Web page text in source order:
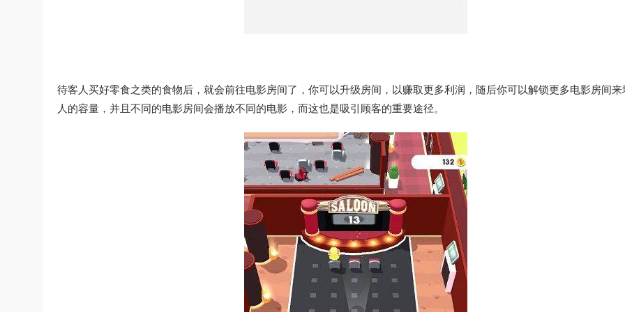
待客人买好零食之类的食物后，就会前往电影房间了，你可以升级房间，以赚取更多利润，随后你可以解锁更多电影房间来
人的容量，并且不同的电影房间会播放不同的电影，而这也是吸引顾客的重要途径。